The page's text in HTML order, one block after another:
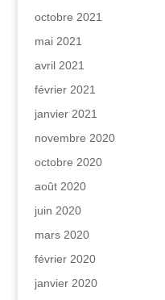
octobre 2021
mai 2021
avril 2021
février 2021
janvier 2021
novembre 2020
octobre 2020
août 2020
juin 2020
mars 2020
février 2020
janvier 2020